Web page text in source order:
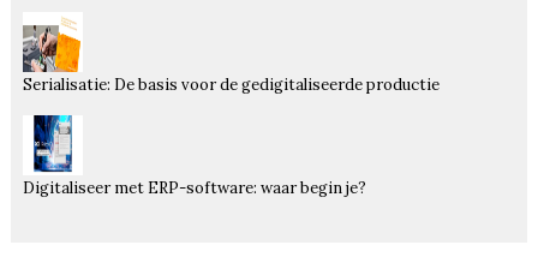
Serialisatie: De basis voor de gedigitaliseerde productie
Digitaliseer met ERP-software: waar begin je?